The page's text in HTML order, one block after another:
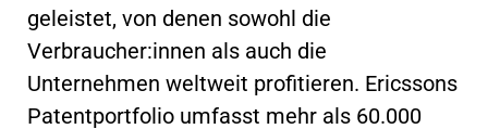
geleistet, von denen sowohl die
Verbraucher:innen als auch die
Unternehmen weltweit profitieren. Ericssons
Patentportfolio umfasst mehr als 60.000